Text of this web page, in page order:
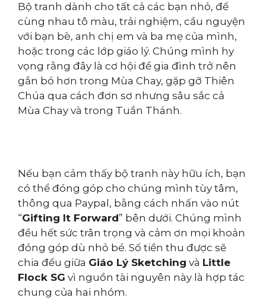
Bộ tranh dành cho tất cả các bạn nhỏ, để
cùng nhau tô màu, trải nghiệm, cầu nguyện
với bạn bè, anh chị em và ba mẹ của mình,
hoặc trong các lớp giáo lý. Chúng mình hy
vọng rằng đây là cơ hội để gia đình trở nên
gắn bó hơn trong Mùa Chay, gặp gỡ Thiên
Chúa qua cách đơn sơ nhưng sâu sắc cả
Mùa Chay và trong Tuần Thánh.
Nếu bạn cảm thấy bộ tranh này hữu ích, bạn
có thể đóng góp cho chúng mình tùy tâm,
thông qua Paypal, bằng cách nhấn vào nút
“Gifting It Forward” bên dưới. Chúng mình
đều hết sức trân trọng và cảm ơn mọi khoản
đóng góp dù nhỏ bé. Số tiền thu được sẽ
chia đều giữa Giáo Lý Sketching và Little
Flock SG vì nguồn tài nguyên này là hợp tác
chung của hai nhóm.